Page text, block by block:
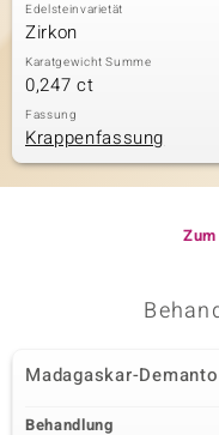
Edelsteinvarietät
Zirkon
Karatgewicht Summe
0,247 ct
Fassung
Krappenfassung
Madagaskar-
Behandlung